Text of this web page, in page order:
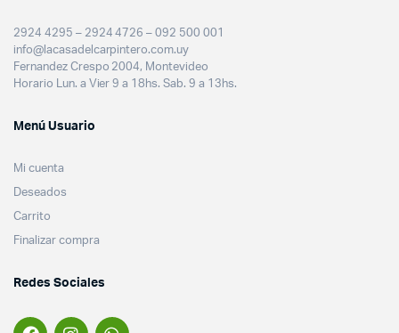
2924 4295 – 2924 4726 – 092 500 001
info@lacasadelcarpintero.com.uy
Fernandez Crespo 2004, Montevideo
Horario Lun. a Vier 9 a 18hs. Sab. 9 a 13hs.
Menú Usuario
Mi cuenta
Deseados
Carrito
Finalizar compra
Redes Sociales